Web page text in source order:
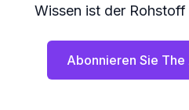
Wissen ist der
Abonnieren Sie